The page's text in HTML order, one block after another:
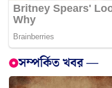
সম্পর্কিত খবর —